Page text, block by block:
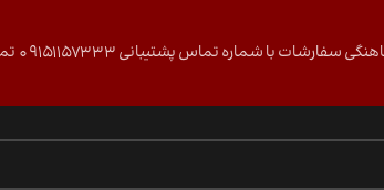
تماس پشتیبانی 09151157333 تماس حاصل فرمایید.